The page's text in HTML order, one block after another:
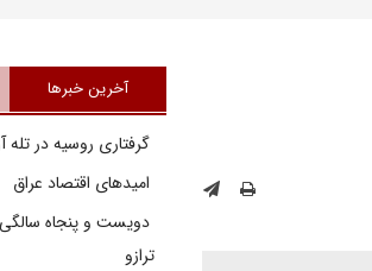
آخرین خبرها
گرفتاری روسیه در تله
امیدهای اقتصاد عراق
دویست و پنجاه سالگی
ترازو